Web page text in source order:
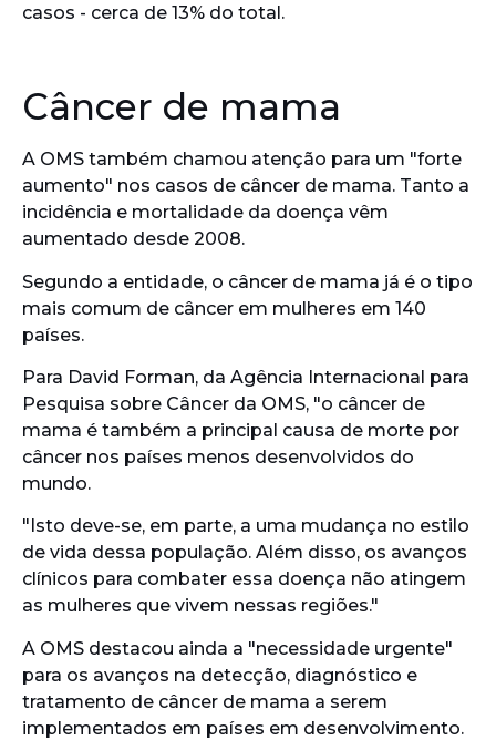
casos - cerca de 13% do total.
Câncer de mama
A OMS também chamou atenção para um "forte
aumento" nos casos de câncer de mama. Tanto a
incidência e mortalidade da doença vêm
aumentado desde 2008.
Segundo a entidade, o câncer de mama já é o tipo
mais comum de câncer em mulheres em 140
países.
Para David Forman, da Agência Internacional para
Pesquisa sobre Câncer da OMS, "o câncer de
mama é também a principal causa de morte por
câncer nos países menos desenvolvidos do
mundo.
"Isto deve-se, em parte, a uma mudança no estilo
de vida dessa população. Além disso, os avanços
clínicos para combater essa doença não atingem
as mulheres que vivem nessas regiões."
A OMS destacou ainda a "necessidade urgente"
para os avanços na detecção, diagnóstico e
tratamento de câncer de mama a serem
implementados em países em desenvolvimento.